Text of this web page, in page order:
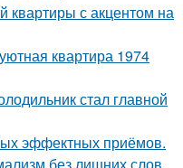
квартиры с акцентом на
квартира 1974
стал главной
эффектных приёмов.